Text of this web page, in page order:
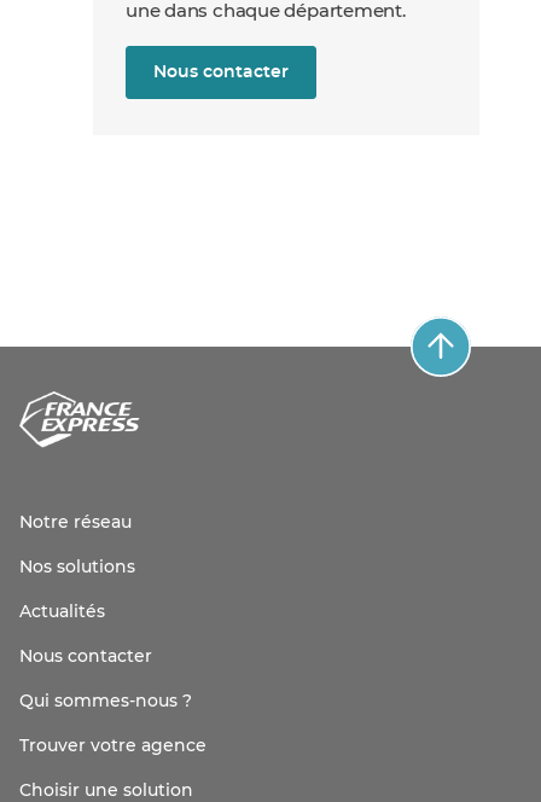
une dans chaque département.
Nous contacter
Notre réseau
Nos solutions
Actualités
Nous contacter
Qui sommes-nous ?
Trouver votre agence
Choisir une solution